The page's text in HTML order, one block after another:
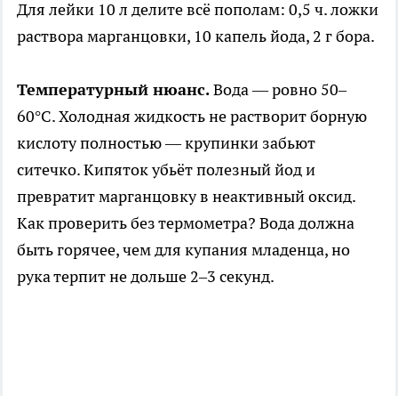
Для лейки 10 л делите всё пополам: 0,5 ч. ложки
раствора марганцовки, 10 капель йода, 2 г бора.
Температурный нюанс.Вода — ровно 50–
60°С. Холодная жидкость не растворит борную
кислоту полностью — крупинки забьют
ситечко. Кипяток убьёт полезный йод и
превратит марганцовку в неактивный оксид.
Как проверить без термометра? Вода должна
быть горячее, чем для купания младенца, но
рука терпит не дольше 2–3 секунд.